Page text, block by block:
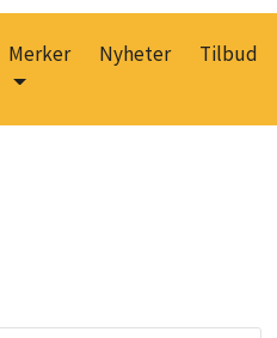
Merker Nyheter Tilbud